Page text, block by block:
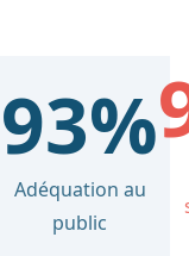
93%
Adéquation au
public